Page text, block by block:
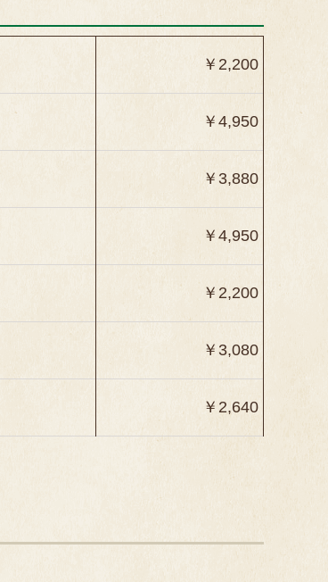
￥2,200
￥4,950
￥3,880
￥4,950
￥2,200
￥3,080
￥2,640